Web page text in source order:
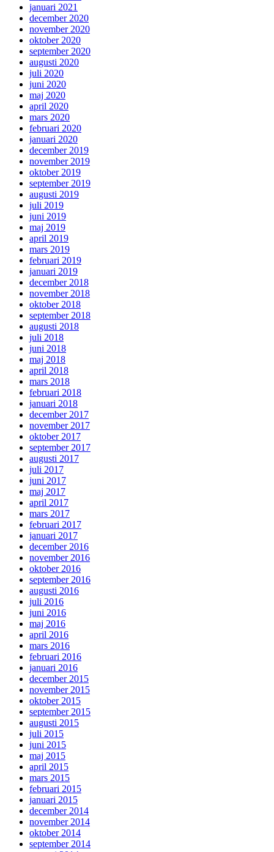
januari 2021
december 2020
november 2020
oktober 2020
september 2020
augusti 2020
juli 2020
juni 2020
maj 2020
april 2020
mars 2020
februari 2020
januari 2020
december 2019
november 2019
oktober 2019
september 2019
augusti 2019
juli 2019
juni 2019
maj 2019
april 2019
mars 2019
februari 2019
januari 2019
december 2018
november 2018
oktober 2018
september 2018
augusti 2018
juli 2018
juni 2018
maj 2018
april 2018
mars 2018
februari 2018
januari 2018
december 2017
november 2017
oktober 2017
september 2017
augusti 2017
juli 2017
juni 2017
maj 2017
april 2017
mars 2017
februari 2017
januari 2017
december 2016
november 2016
oktober 2016
september 2016
augusti 2016
juli 2016
juni 2016
maj 2016
april 2016
mars 2016
februari 2016
januari 2016
december 2015
november 2015
oktober 2015
september 2015
augusti 2015
juli 2015
juni 2015
maj 2015
april 2015
mars 2015
februari 2015
januari 2015
december 2014
november 2014
oktober 2014
september 2014